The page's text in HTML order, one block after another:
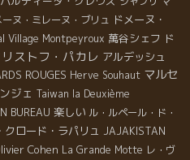
ーヌ・ミレーヌ・ブリュ ドメーヌ・
Village Montpeyroux 萬谷シェフ ド
ストフ・パカレ アルデッシュ
ROUGES Herve Souhaut マルセ
ジェ Taiwan la Deuxième
BUREAU 楽しい ル・ルペール・ド・
クロード・ラパリュ JAJAKISTAN
Cohen La Grande Motte レ・ヴ